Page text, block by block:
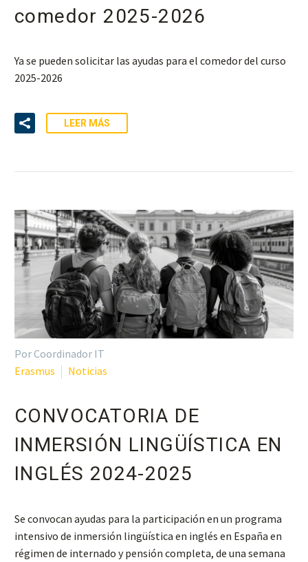
comedor 2025-2026
Ya se pueden solicitar las ayudas para el comedor del curso
2025-2026
LEER MÁS
Por Coordinador IT
Erasmus
Noticias
CONVOCATORIA DE
INMERSIÓN LINGÜÍSTICA EN
INGLÉS 2024-2025
Se convocan ayudas para la participación en un programa
intensivo de inmersión lingüística en inglés en España en
régimen de internado y pensión completa, de una semana